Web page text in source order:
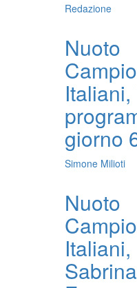
Redazione
Nuoto
Italiani,
giorno
Simone Milioti
Nuoto
Italiani,
Sabrina